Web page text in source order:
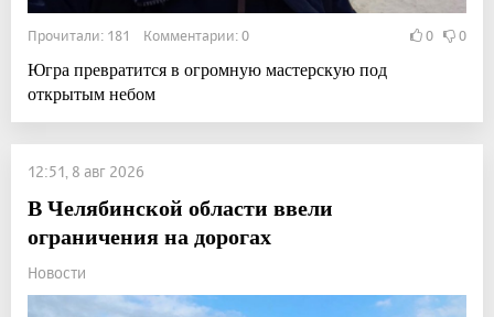
Прочитали: 181 Комментарии: 0 0 0
Югра превратится в огромную мастерскую под
открытым небом
12:51, 8 авг 2026
В Челябинской области ввели
ограничения на дорогах
Новости